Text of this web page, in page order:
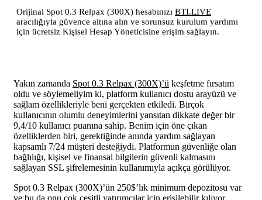
Orijinal Spot 0.3 Relpax (300X) hesabınızı BTI.LIVE
aracılığıyla güvence altına alın ve sorunsuz kurulum yardımı
için ücretsiz Kişisel Hesap Yöneticisine erişim sağlayın.
Yakın zamanda Spot 0.3 Relpax (300X)’ü keşfetme fırsatım
oldu ve söylemeliyim ki, platform kullanıcı dostu arayüzü ve
sağlam özellikleriyle beni gerçekten etkiledi. Birçok
kullanıcının olumlu deneyimlerini yansıtan dikkate değer bir
9,4/10 kullanıcı puanına sahip. Benim için öne çıkan
özelliklerden biri, gerektiğinde anında yardım sağlayan
kapsamlı 7/24 müşteri desteğiydi. Platformun güvenliğe olan
bağlılığı, kişisel ve finansal bilgilerin güvenli kalmasını
sağlayan SSL şifrelemesinin kullanımıyla açıkça görülüyor.
Spot 0.3 Relpax (300X)’ün 250$’lık minimum depozitosu var